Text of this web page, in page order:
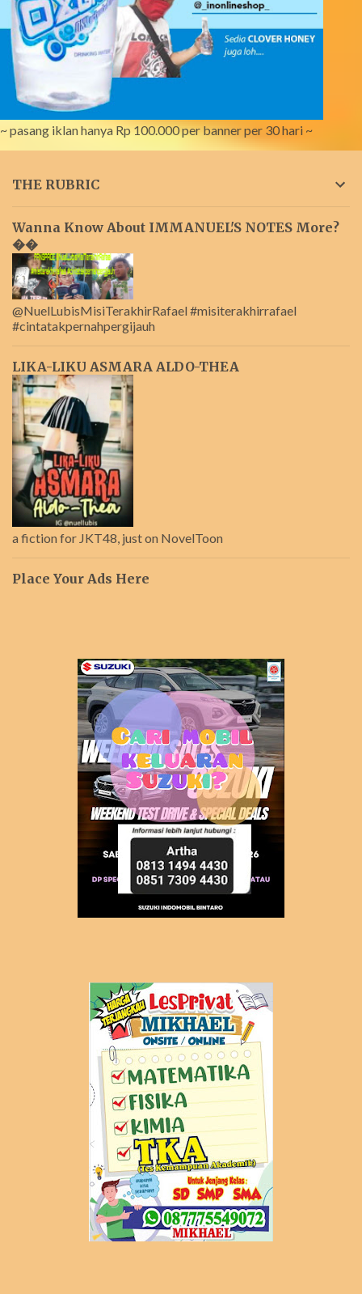
~ pasang iklan hanya Rp 100.000 per banner per 30 hari ~
THE RUBRIC
Wanna Know About IMMANUEL'S NOTES More?
��
@NuelLubisMisiTerakhirRafael #misiterakhirrafael
#cintatakpernahpergijauh
LIKA-LIKU ASMARA ALDO-THEA
a fiction for JKT48, just on NovelToon
Place Your Ads Here